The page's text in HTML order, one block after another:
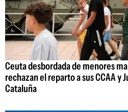
Ceuta desbordada de menores
rechazan el reparto a sus CCAA y
Cataluña